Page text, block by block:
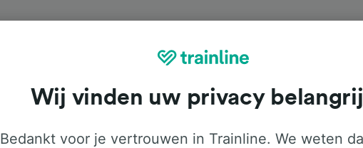
Wij vinden uw privacy
Bedankt voor je vertrouwen in Trainline. We weten